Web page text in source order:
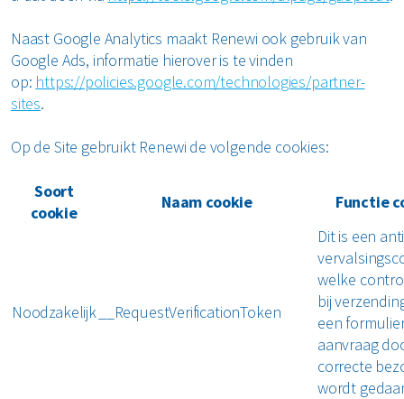
Naast Google Analytics maakt Renewi ook gebruik van
Google Ads, informatie hierover is te vinden
op: https://policies.google.com/technologies/partner-
sites.
Op de Site gebruikt Renewi de volgende cookies:
Soort
cookie
Naam cookie Functie
Noodzakelijk __RequestVerificationToken
Dit is een
welke
bij
een
aanvraag
correcte
wordt